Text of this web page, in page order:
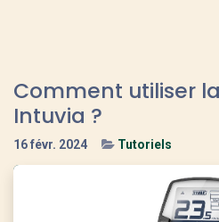
Comment utiliser
Intuvia ?
16 févr. 2024 Tutoriels